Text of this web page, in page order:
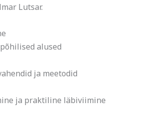
Lutsar.
alused
ja meetodid
ja praktiline läbiviimine